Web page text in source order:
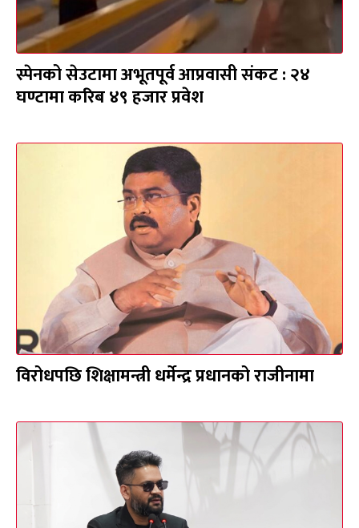
स्पेनको सेउटामा अभूतपूर्व आप्रवासी संकट : २४
घण्टामा करिब ४९ हजार प्रवेश
विरोधपछि शिक्षामन्त्री धर्मेन्द्र प्रधानको राजीनामा